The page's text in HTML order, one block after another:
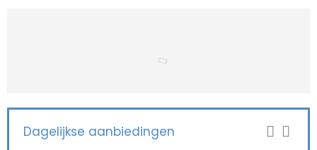
Dagelijkse aanbiedingen